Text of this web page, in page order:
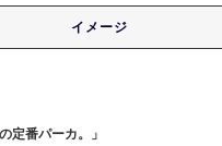
イメージ
定番パーカ。」